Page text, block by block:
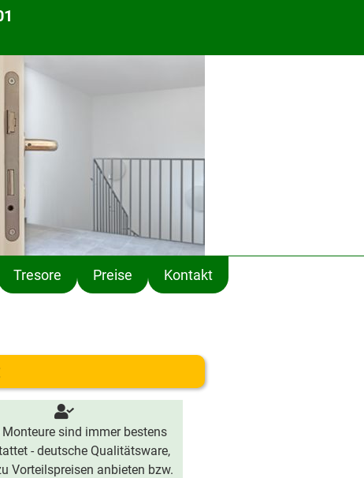
Tresore Preise Kontakt
Monteure sind immer bestens
- deutsche Qualitätsware,
Vorteilspreisen anbieten bzw.